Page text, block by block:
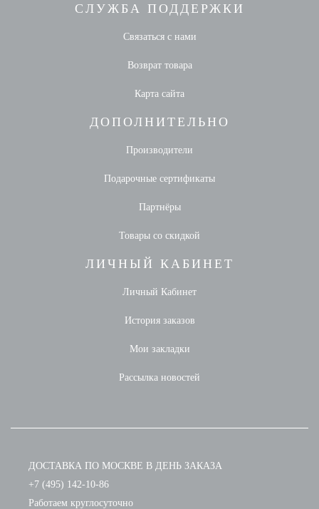
СЛУЖБА ПОДДЕРЖКИ
Связаться с нами
Возврат товара
Карта сайта
ДОПОЛНИТЕЛЬНО
Производители
Подарочные сертификаты
Партнёры
Товары со скидкой
ЛИЧНЫЙ КАБИНЕТ
Личный Кабинет
История заказов
Мои закладки
Рассылка новостей
ДОСТАВКА ПО МОСКВЕ В ДЕНЬ ЗАКАЗА
+7 (495) 142-10-86
Работаем круглосуточно